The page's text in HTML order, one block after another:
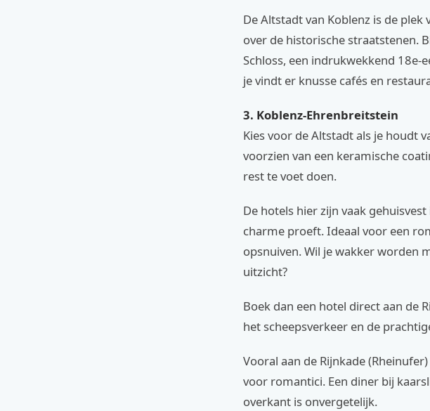
De Altstadt van Koblenz is de
over de historische straatstenen.
Schloss, een indrukwekkend 18e-
je vindt er knusse cafés en
3. Koblenz-Ehrenbreitstein
Kies voor de Altstadt als je houdt
voorzien van een keramische
rest te voet doen.
De hotels hier zijn vaak
charme proeft. Ideaal voor een
opsnuiven. Wil je wakker worden
uitzicht?
Boek dan een hotel direct aan de
het scheepsverkeer en de
Vooral aan de Rijnkade
voor romantici. Een diner bij
overkant is onvergetelijk.